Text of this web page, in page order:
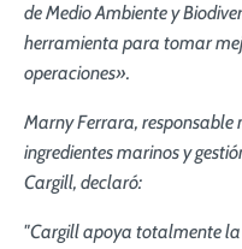
de Medio Ambiente y
herramienta para tomar
operaciones».
Marny Ferrara,
ingredientes marinos y
Cargill, declaró:
"Cargill apoya totalmente